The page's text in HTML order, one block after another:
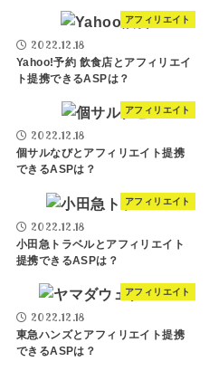
アフィリエイト
2022.12.18
Yahoo!予約 飲食店とアフィリエイ
ト提携できるASPは？
アフィリエイト
2022.12.18
個サルなびとアフィリエイト提携
できるASPは？
アフィリエイト
2022.12.18
小田急トラベルとアフィリエイト
提携できるASPは？
アフィリエイト
2022.12.18
東急ハンズとアフィリエイト提携
できるASPは？